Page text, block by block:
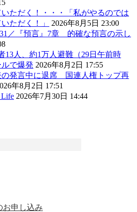
ただく！・・・「私がやるのでは
ただく！」
2026年8月5日 23:00
／『預言』7章 的確な預言の示し
人、約1万人避難（29日午前時
で爆発 2026年8月2日 17:55
の発言中に退席 国連人権トップ再
年8月2日 17:51
Life 2026年7月30日 14:44
お申し込み